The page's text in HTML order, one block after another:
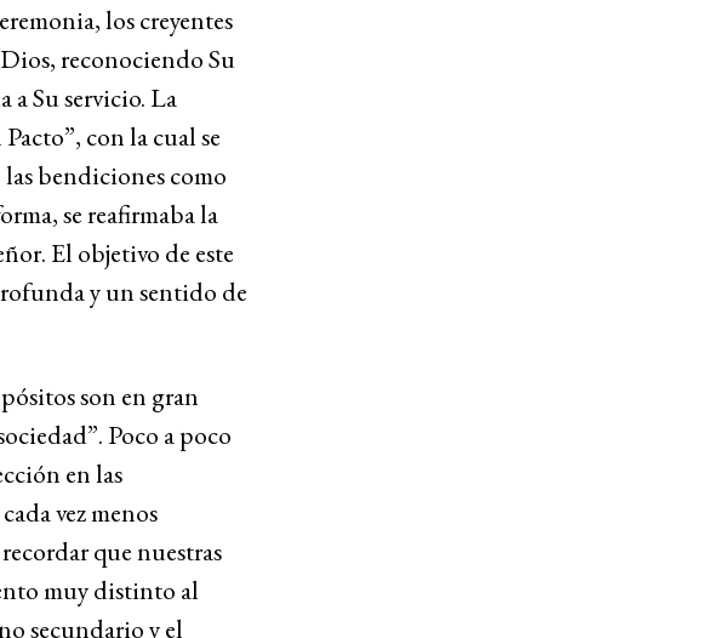
los creyentes
reconociendo Su
a Su servicio. La
con la cual se
bendiciones como
se reafirmaba la
El objetivo de este
y un sentido de
son en gran
Poco a poco
en las
vez menos
que nuestras
muy distinto al
secundario y el